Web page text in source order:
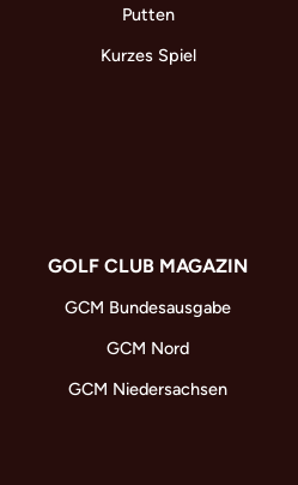
Putten
Kurzes Spiel
GOLF CLUB MAGAZIN
GCM Bundesausgabe
GCM Nord
GCM Niedersachsen